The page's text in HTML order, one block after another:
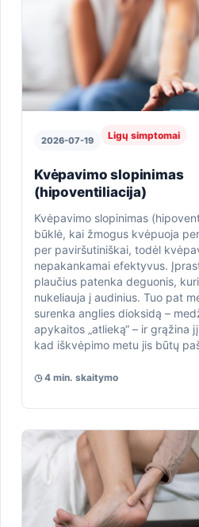
2026-07-19 Ligų simptomai
Kvėpavimo slopinimas
(hipoventiliacija)
Kvėpavimo slopinimas
būklė, kai žmogus kvėpuoja
per paviršutiniškai, todėl
nepakankamai efektyvus.
plaučius patenka deguonis,
nukeliauja į audinius. Tuo pat
surenka anglies dioksidą –
apykaitos „atlieką“ – ir grąžina
kad iškvėpimo metu jis būtų
◷ 4 min. skaitymo